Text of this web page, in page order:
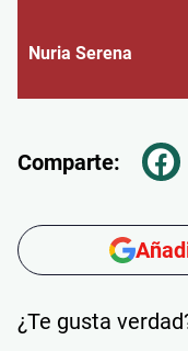
Nuria Serena
Comparte:
¿Te gusta